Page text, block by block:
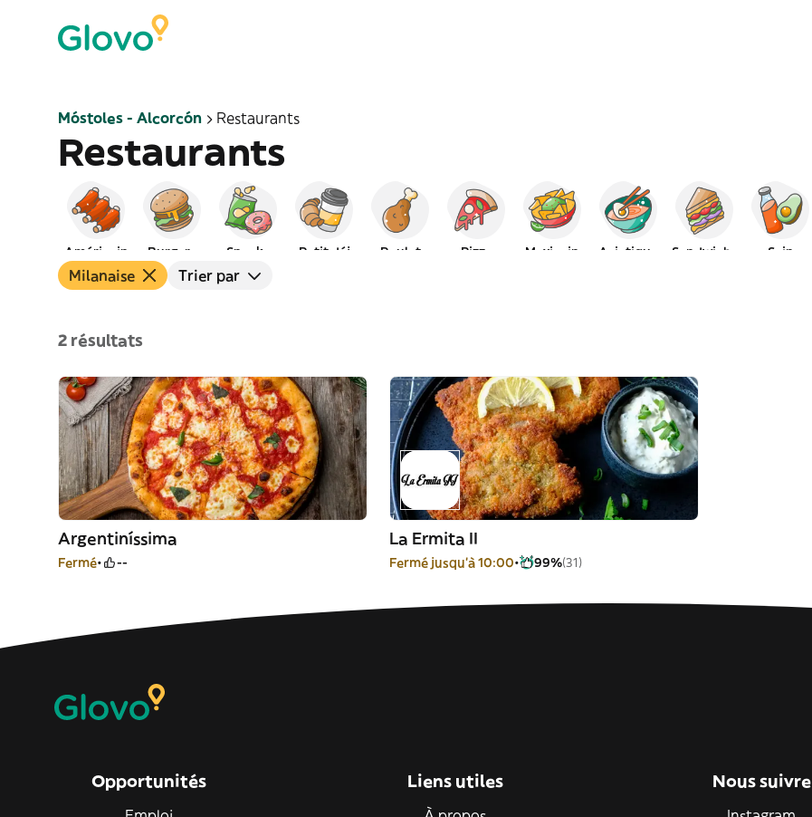
Móstoles - Alcorcón Restaurants
Restaurants
Américain Burgers Snacks Petit déj Poulet Pizza Mexicain Asiatique Sandwichs Sain
Milanaise Trier par
2 résultats
Argentiníssima
Fermé --
La Ermita II
Fermé jusqu'à 10:00 99%(31)
Opportunités Liens utiles Nous suivre